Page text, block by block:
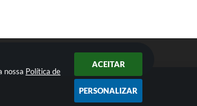
nossa Política de
ACEITAR
PERSONALIZAR